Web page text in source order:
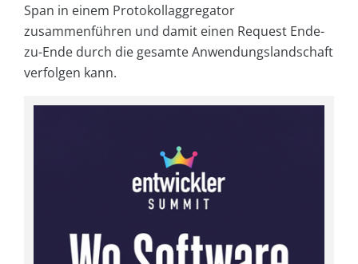
Span in einem Protokollaggregator
zusammenführen und damit einen Request Ende-
zu-Ende durch die gesamte Anwendungslandschaft
verfolgen kann.